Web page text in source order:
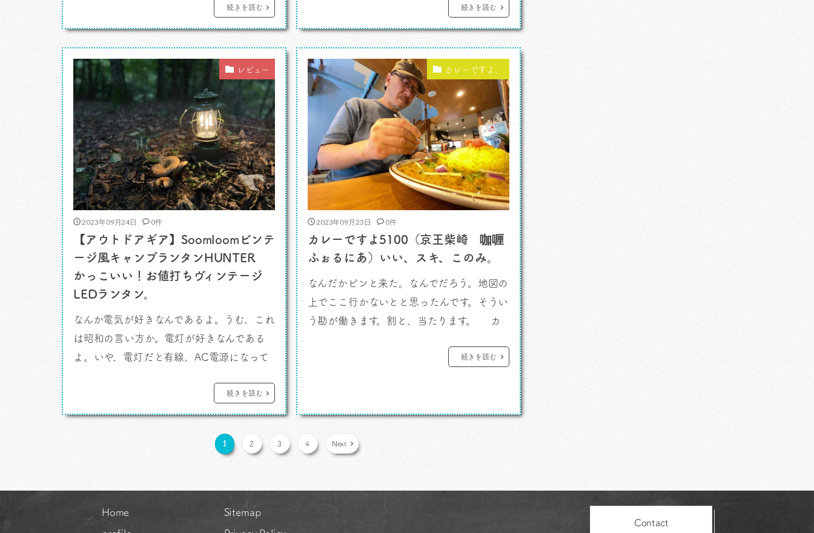
激してしまったから。 カレーですよ。
いまや町田でカレーとくれば一択、日本一
のカツカレーでテレビでもお馴染みのあそ
こ。町田仲見世商店街の細い通りのその股
裏に入ったカニ歩き必至、みたいなあ […]
続きを読む
ですよ。 正直にいいます。もう5年くらい
前かな。その前の九州方面行きでも食べた
けど。どうもいまひとつ福岡や熊本のあの
カレーの味、物足りなかったんですよ。 し
かしこれはどうだろう。やけにうまいよ、な
続きを読む
レビュー
2023年09月24日 0件
【アウトドアギア】Soomloomビンテ
ージ風キャンプランタンHUNTER
かっこいい！お値打ちヴィンテージ
LEDランタン。
なんか電気が好きなんであるよ。うむ、これ
は昭和の言い方か。電灯が好きなんである
よ。いや、電灯だと有線、AC電源になって
灯とかヘッドランプとか光るものが好きな
んであります。それは多分わたしが夜を、暗
い時間を好むからというのと繋がっている
のではないか、など思うのです。 そういう
むかしと違ってしち面倒臭いものはもう諦
めました。 […]
続きを読む
カレーですよ。
2023年09月23日 0件
カレーですよ5100（京王柴崎 咖喱
ふぉるにあ）いい、スキ、このみ。
なんだかピンと来た。なんでだろう。地図の
上でここ行かないとと思ったんです。そうい
う勘が働きます。割と、当たります。 カ
と、そういう勘のようなものが自分の中に
作られる土台の厚みから来るものだと思っ
ています。 わりとよく通りかかる京 […]
続きを読む
1 2 3 4 Next
Home Sitemap
Contact